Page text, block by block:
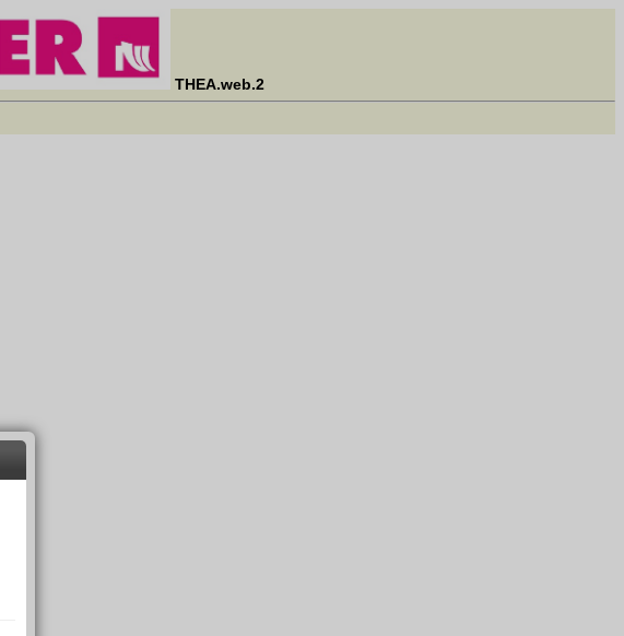
THEA.web.2